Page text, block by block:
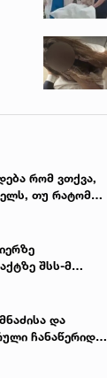
რომ ვთქვა,
თუ რატომ
წამქეზებელი...“ -
დედა
შსს-მ
და
ჩანაწერიდან
მკვლელობის